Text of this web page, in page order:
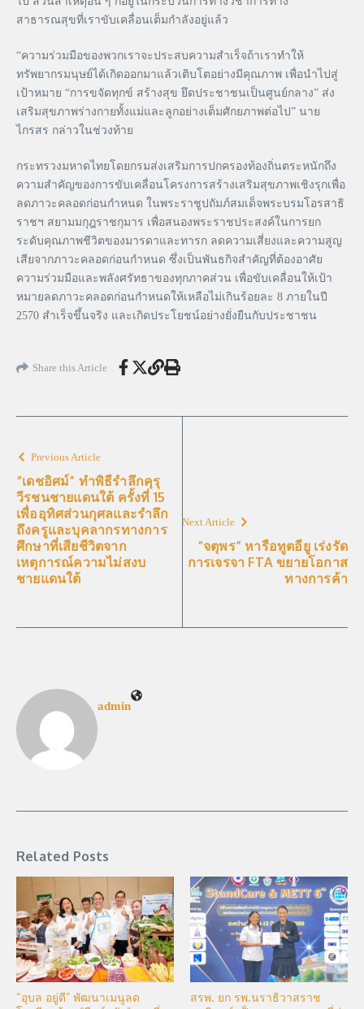
สาธารณสุขที่เราขับเคลื่อนเต็มกำลังอยู่แล้ว
“ความร่วมมือของพวกเราจะประสบความสำเร็จถ้าเราทำให้
ทรัพยากรมนุษย์ได้เกิดออกมาแล้วเติบโตอย่างมีคุณภาพ เพื่อนำไปสู่
เป้าหมาย “การขจัดทุกข์ สร้างสุข ยึดประชาชนเป็นศูนย์กลาง” ส่ง
เสริมสุขภาพร่างกายทั้งแม่และลูกอย่างเต็มศักยภาพต่อไป” นาย
ไกรสร กล่าวในช่วงท้าย
กระทรวงมหาดไทยโดยกรมส่งเสริมการปกครองท้องถิ่นตระหนักถึง
ความสำคัญของการขับเคลื่อนโครงการสร้างเสริมสุขภาพเชิงรุกเพื่อ
ลดภาวะคลอดก่อนกำหนด ในพระราชูปถัมภ์สมเด็จพระบรมโอรสาธิ
ราชฯ สยามมกุฎราชกุมาร เพื่อสนองพระราชประสงค์ในการยก
ระดับคุณภาพชีวิตของมารดาและทารก ลดความเสี่ยงและความสูญ
เสียจากภาวะคลอดก่อนกำหนด ซึ่งเป็นพันธกิจสำคัญที่ต้องอาศัย
ความร่วมมือและพลังศรัทธาของทุกภาคส่วน เพื่อขับเคลื่อนให้เป้า
หมายลดภาวะคลอดก่อนกำหนดให้เหลือไม่เกินร้อยละ 8 ภายในปี
2570 สำเร็จขึ้นจริง และเกิดประโยชน์อย่างยั่งยืนกับประชาชน
Share this Article
Previous Article
“เดชอิศม์” ทำพิธีรำลึกคุรุ
วีรชนชายแดนใต้ ครั้งที่ 15
เพื่ออุทิศส่วนกุศลและรำลึก
ถึงครูและบุคลากรทางการ
ศึกษาที่เสียชีวิตจาก
เหตุการณ์ความไม่สงบ
ชายแดนใต้
Next Article
“จตุพร” หารือทูตอียู เร่งรัด
การเจรจา FTA ขยายโอกาส
ทางการค้า
admin
Related Posts
“อุบล อยู่ดี” พัฒนาเมนูลด
สรพ. ยก รพ.นราธิวาสราช